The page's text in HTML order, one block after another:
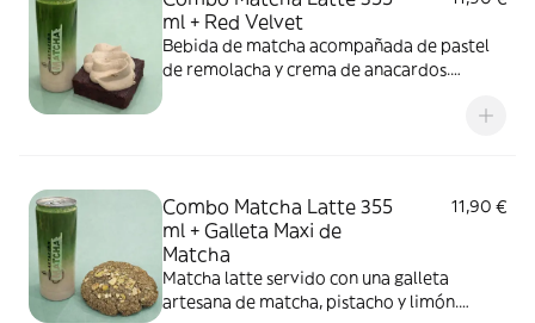
ml + Red Velvet
Bebida de matcha acompañada de pastel
de remolacha y crema de anacardos.
Combo Matcha Latte 355
ml + Galleta Maxi de
Matcha
11,90 €
Matcha latte servido con una galleta
artesana de matcha, pistacho y limón.